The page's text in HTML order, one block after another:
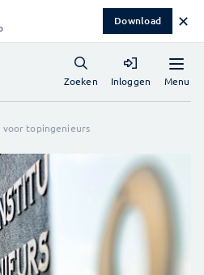
Download ✕
Menu
Zoeken Inloggen
voor topingenieurs